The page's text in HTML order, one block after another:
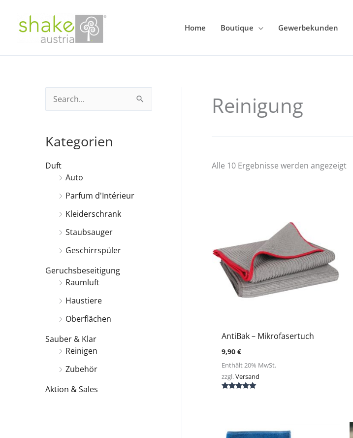
Home Boutique Gewerbekunden
h
e
Kategorien
Duft
Auto
Parfum d'Intérieur
Kleiderschrank
Staubsauger
Geschirrspüler
Geruchsbeseitigung
Raumluft
Haustiere
Oberflächen
Sauber & Klar
Reinigen
Zubehör
Aktion & Sales
Reinigung
Alle 10 Ergebnisse werden angezeigt
AntiBak – Mikrofasertuch
9,90 €
Enthält 20% MwSt.
zzgl.Versand